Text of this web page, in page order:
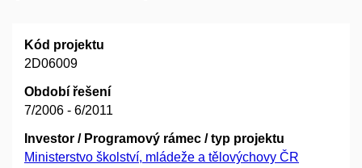
Kód projektu
2D06009
Období řešení
7/2006 - 6/2011
Investor / Programový rámec / typ projektu
Ministerstvo školství, mládeže a tělovýchovy ČR